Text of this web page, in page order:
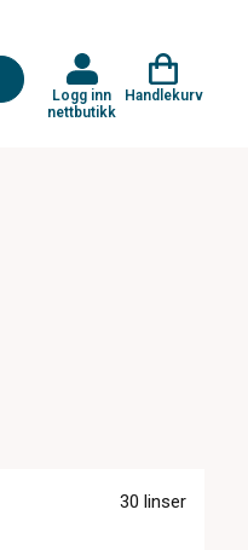
Logg inn
nettbutikk
Handlekurv
30 linser